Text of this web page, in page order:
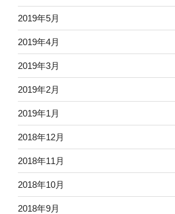
2019年5月
2019年4月
2019年3月
2019年2月
2019年1月
2018年12月
2018年11月
2018年10月
2018年9月